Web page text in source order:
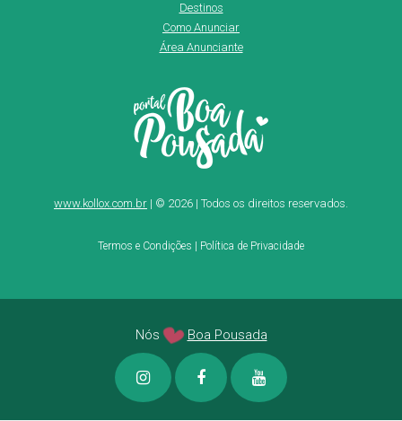
Destinos
Como Anunciar
Área Anunciante
www.kollox.com.br | © 2026 | Todos os direitos reservados.
Termos e Condições Política de Privacidade
Nós Boa Pousada